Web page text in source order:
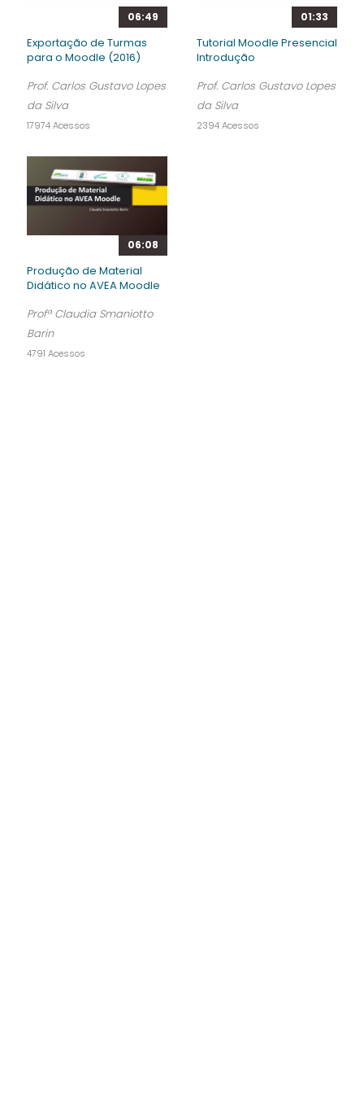
06:49
Exportação de Turmas
para o Moodle (2016)
Prof. Carlos Gustavo Lopes
da Silva
17974 Acessos
01:33
Tutorial Moodle Presencial
Introdução
Prof. Carlos Gustavo Lopes
da Silva
2394 Acessos
06:08
Produção de Material
Didático no AVEA Moodle
Profª Claudia Smaniotto
Barin
4791 Acessos